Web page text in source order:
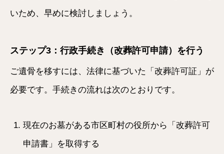
いため、早めに検討しましょう。
ステップ3：行政手続き（改葬許可申請）を行う
ご遺骨を移すには、法律に基づいた「改葬許可証」が
必要です。手続きの流れは次のとおりです。
現在のお墓がある市区町村の役所から「改葬許可
申請書」を取得する